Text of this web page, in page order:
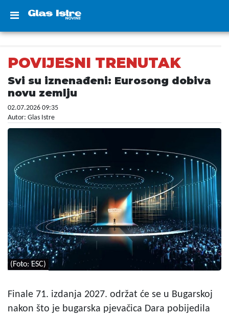
POVIJESNI TRENUTAK
Svi su iznenađeni: Eurosong dobiva
novu zemlju
02.07.2026 09:35
Autor: Glas Istre
(Foto: ESC)
Finale 71. izdanja 2027. održat će se u Bugarskoj
nakon što je bugarska pjevačica Dara pobijedila